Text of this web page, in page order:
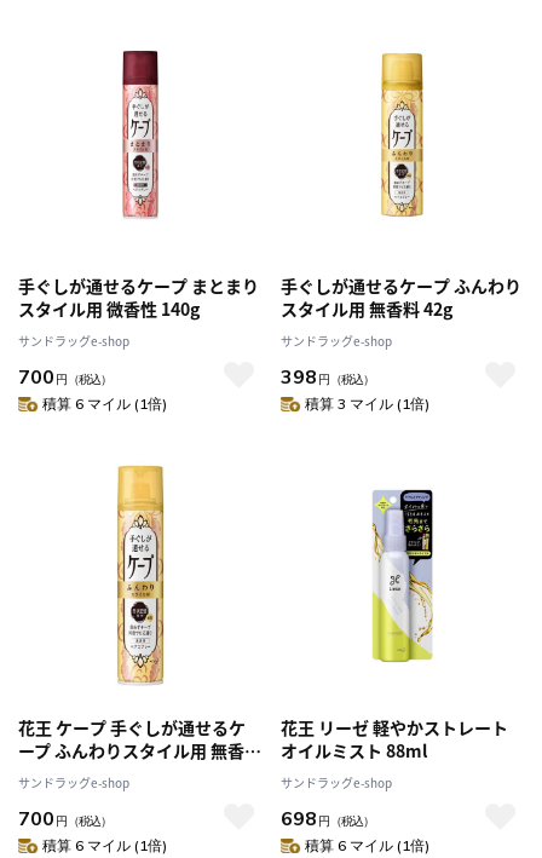
手ぐしが通せるケープ まとまり
スタイル用 微香性 140g
サンドラッグe-shop
700 円 （税込）
積算 6 マイル (1倍)
手ぐしが通せるケープ ふんわり
スタイル用 無香料 42g
サンドラッグe-shop
398 円 （税込）
積算 3 マイル (1倍)
花王 ケープ 手ぐしが通せるケ
ープ ふんわりスタイル用 無香
料 140G
サンドラッグe-shop
700 円 （税込）
積算 6 マイル (1倍)
花王 リーゼ 軽やかストレート
オイルミスト 88ml
サンドラッグe-shop
698 円 （税込）
積算 6 マイル (1倍)